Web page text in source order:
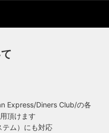
模生産により、他にはな
ジソンが電球を発明した
います。
Express/Diners Club/の各
頂けます
ム）にも対応